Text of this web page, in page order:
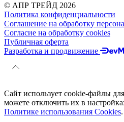
© АПР ТРЕЙД 2026
Политика конфиденциальности
Соглашение на обработку
Согласие на обработку cookies
Публичная оферта
Разработка и продвижение
Сайт использует cookie-файлы
можете отключить их в
Политике использования Cookies.